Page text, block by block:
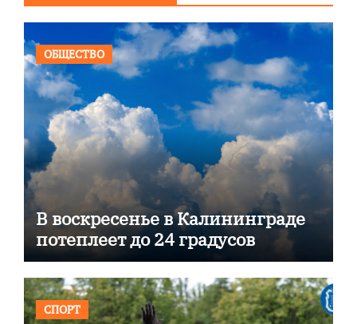
ОБЩЕСТВО
В воскресенье в Калининграде
потеплеет до 24 градусов
СПОРТ